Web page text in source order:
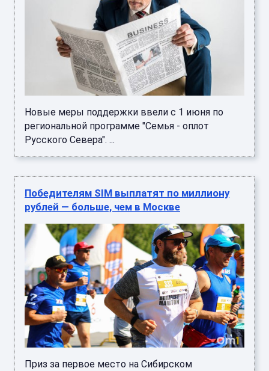
Новые меры поддержки ввели с 1 июня по
региональной программе "Семья - оплот
Русского Севера". ...
Победителям SIM выплатят по миллиону
рублей — больше, чем в Москве
Приз за первое место на Сибирском